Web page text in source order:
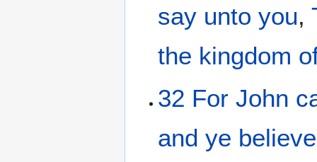
say unto you,
the kingdom
32 For John
and ye